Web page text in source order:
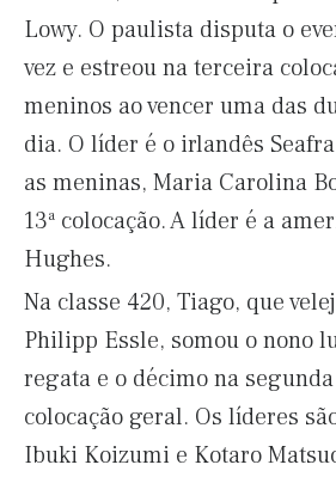
Lowy. O paulista disputa o
vez e estreou na terceira
meninos ao vencer uma das
dia. O líder é o irlandês
as meninas, Maria Carolina
13ª colocação. A líder é a
Hughes.
Na classe 420, Tiago, que
Philipp Essle, somou o nono
regata e o décimo na
colocação geral. Os líderes
Ibuki Koizumi e Kotaro